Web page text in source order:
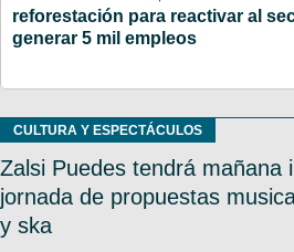
reforestación para reactivar al
generar 5 mil empleos
CULTURA Y ESPECTÁCULOS
Zalsi Puedes tendrá mañana
jornada de propuestas
y ska